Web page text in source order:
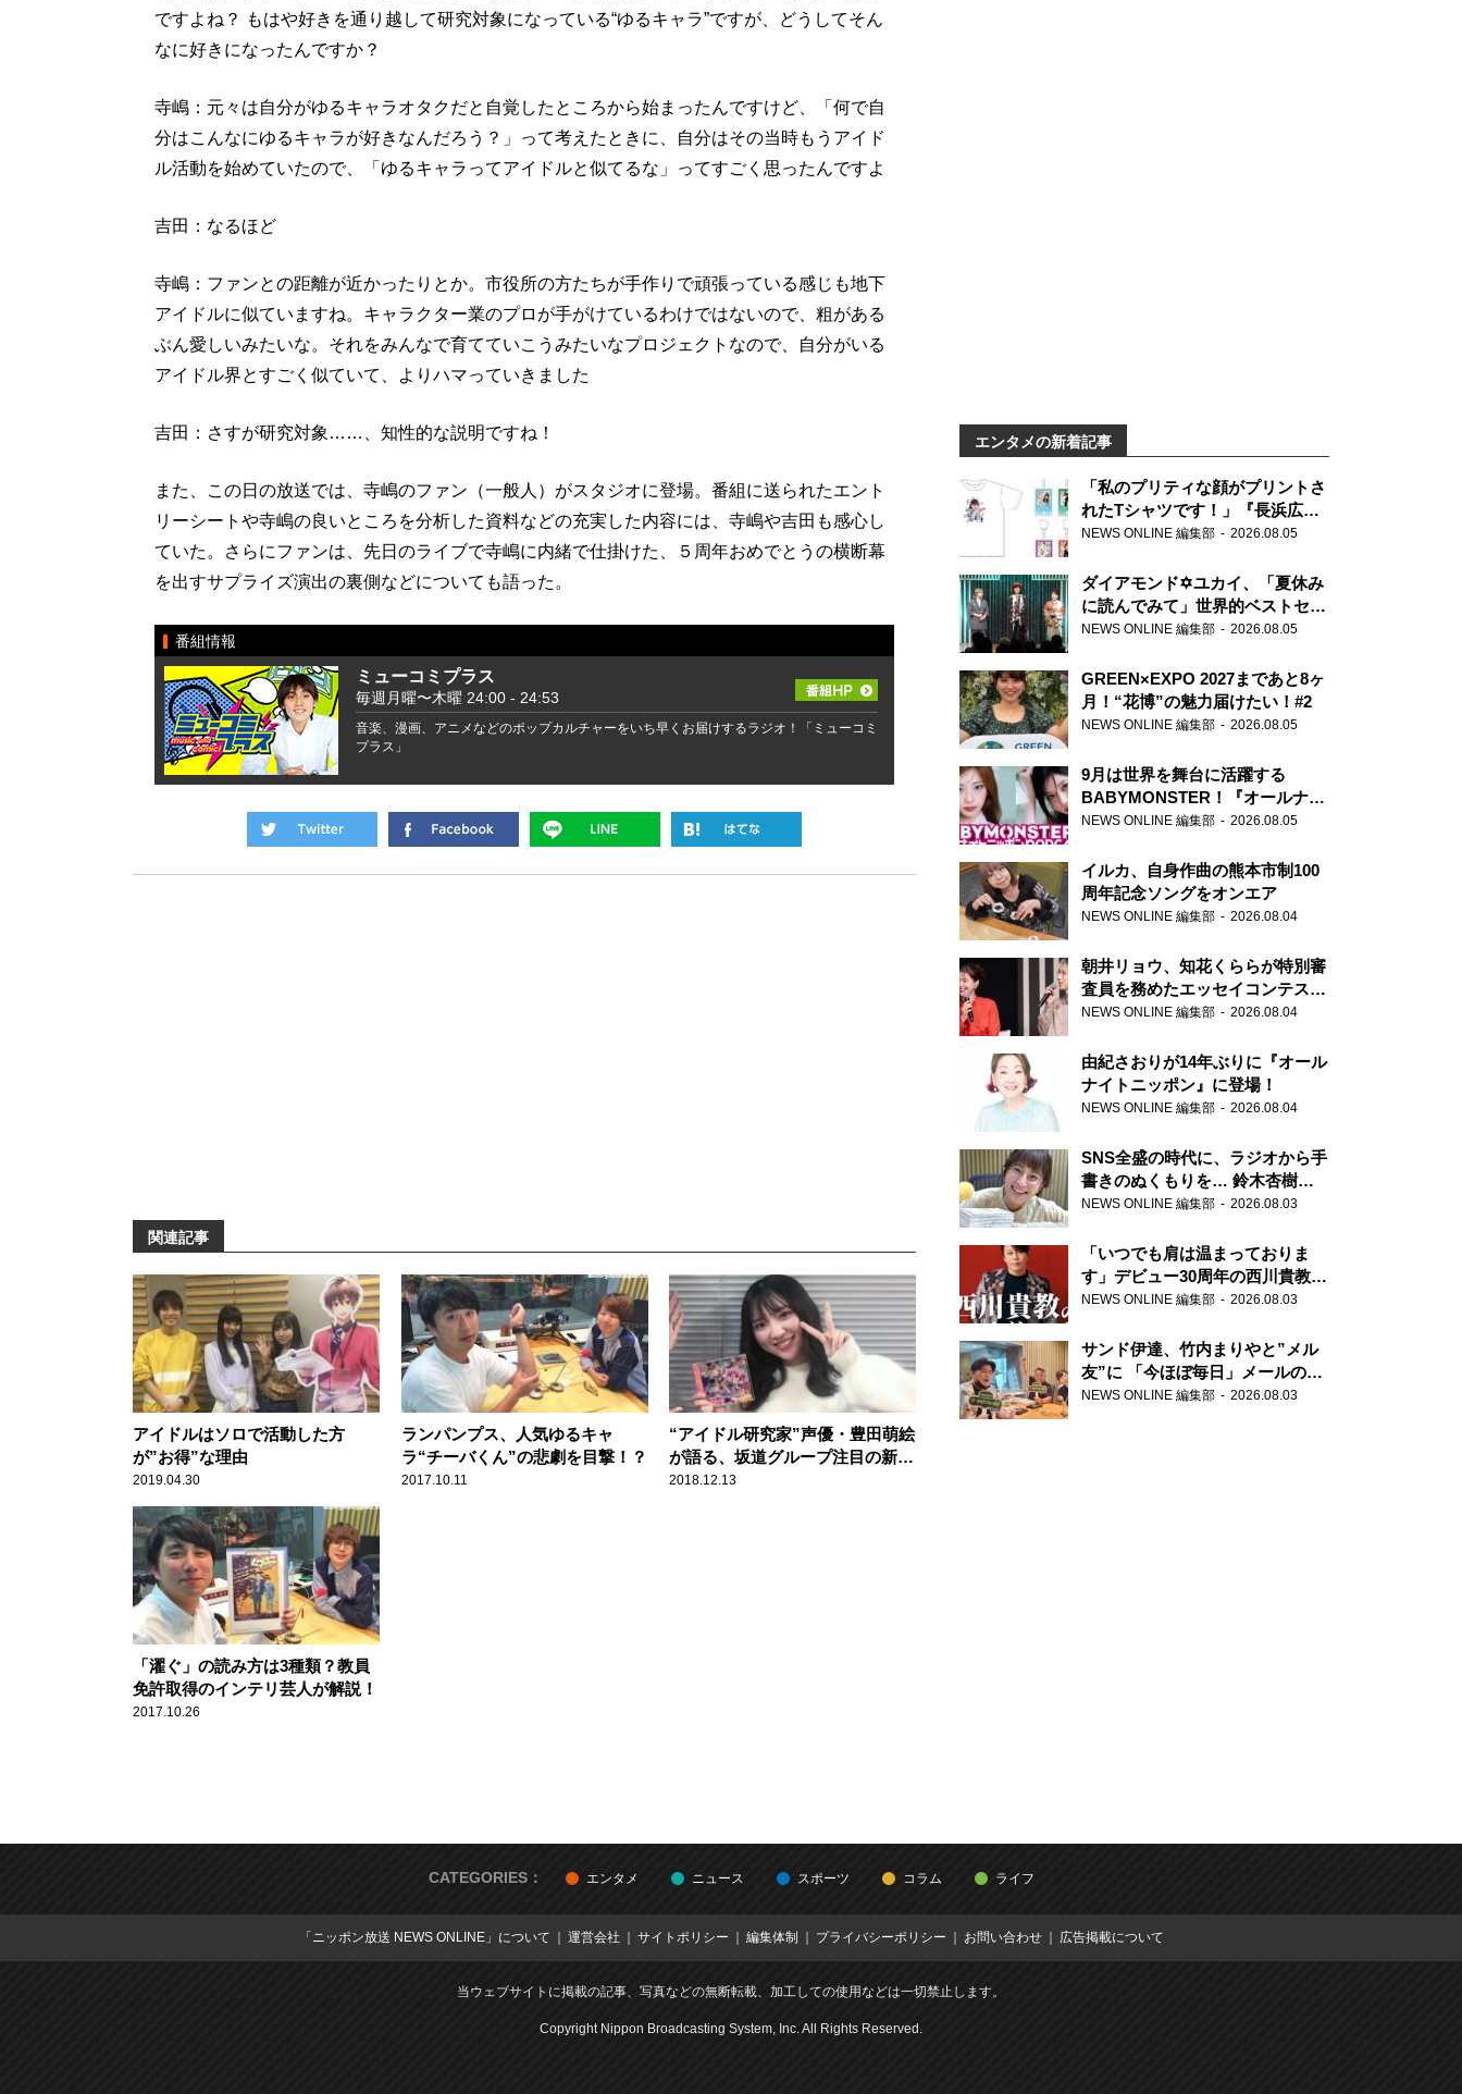
ですよね？ もはや好きを通り越して研究対象になっている“ゆるキャラ”ですが、どうしてそん
なに好きになったんですか？
寺嶋：元々は自分がゆるキャラオタクだと自覚したところから始まったんですけど、「何で自
分はこんなにゆるキャラが好きなんだろう？」って考えたときに、自分はその当時もうアイド
ル活動を始めていたので、「ゆるキャラってアイドルと似てるな」ってすごく思ったんですよ
吉田：なるほど
寺嶋：ファンとの距離が近かったりとか。市役所の方たちが手作りで頑張っている感じも地下
アイドルに似ていますね。キャラクター業のプロが手がけているわけではないので、粗がある
ぶん愛しいみたいな。それをみんなで育てていこうみたいなプロジェクトなので、自分がいる
アイドル界とすごく似ていて、よりハマっていきました
吉田：さすが研究対象……、知性的な説明ですね！
また、この日の放送では、寺嶋のファン（一般人）がスタジオに登場。番組に送られたエント
リーシートや寺嶋の良いところを分析した資料などの充実した内容には、寺嶋や吉田も感心し
ていた。さらにファンは、先日のライブで寺嶋に内緒で仕掛けた、５周年おめでとうの横断幕
を出すサプライズ演出の裏側などについても語った。
番組情報
ミューコミプラス
毎週月曜〜木曜 24:00 - 24:53
音楽、漫画、アニメなどのポップカルチャーをいち早くお届けするラジオ！「ミューコミ
プラス」
関連記事
アイドルはソロで活動した方
が”お得”な理由
2019.04.30
ランパンプス、人気ゆるキャ
ラ“チーバくん”の悲劇を目撃！？
2017.10.11
“アイドル研究家”声優・豊田萌絵
が語る、坂道グループ注目の新メ
ンバー
2018.12.13
「濯ぐ」の読み方は3種類？教員
免許取得のインテリ芸人が解説！
2017.10.26
エンタメの新着記事
「私のプリティな顔がプリントさ
れたTシャツです！」『長浜広奈
天下無双』初の番組グッズ発売
NEWS ONLINE 編集部 2026.08.05
ダイアモンド✡ユカイ、「夏休み
に読んでみて」世界的ベストセラ
ー『アナスタシア』を紹介
NEWS ONLINE 編集部 2026.08.05
GREEN×EXPO 2027まであと8ヶ
月！“花博”の魅力届けたい！#2
NEWS ONLINE 編集部 2026.08.05
9月は世界を舞台に活躍する
BABYMONSTER！『オールナイ
トニッポンPODCAST』月替わり
NEWS ONLINE 編集部 2026.08.05
イルカ、自身作曲の熊本市制100
周年記念ソングをオンエア
NEWS ONLINE 編集部 2026.08.04
朝井リョウ、知花くららが特別審
査員を務めたエッセイコンテスト
の特別番組「#いまあなたに伝え
NEWS ONLINE 編集部 2026.08.04
由紀さおりが14年ぶりに『オール
ナイトニッポン』に登場！
NEWS ONLINE 編集部 2026.08.04
SNS全盛の時代に、ラジオから手
書きのぬくもりを… 鈴木杏樹の
直筆はがきが届く！
郵便局
NEWS ONLINE 編集部 2026.08.03
「いつでも肩は温まっておりま
す」デビュー30周年の西川貴教が
『オールナイトニッポン』に登
NEWS ONLINE 編集部 2026.08.03
サンド伊達、竹内まりやと”メル
友”に 「今ほぼ毎日」メールのや
り取り明かす
NEWS ONLINE 編集部 2026.08.03
CATEGORIES： エンタメ ニュース スポーツ コラム ライフ
「ニッポン放送 NEWS ONLINE」について 運営会社 サイトポリシー 編集体制 プライバシーポリシー お問い合わせ 広告掲載について
当ウェブサイトに掲載の記事、写真などの無断転載、加工しての使用などは一切禁止します。
Copyright Nippon Broadcasting System, Inc. All Rights Reserved.